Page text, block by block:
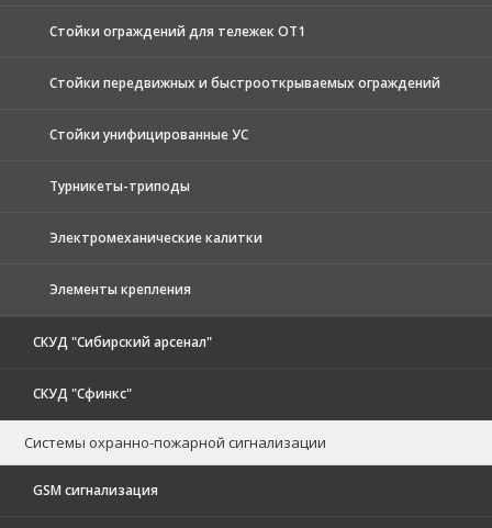
Стойки ограждений для тележек ОТ1
Стойки передвижных и быстрооткрываемых ограждений
Стойки унифицированные УС
Турникеты-триподы
Электромеханические калитки
Элементы крепления
СКУД "Сибирский арсенал"
СКУД "Сфинкс"
Системы охранно-пожарной сигнализации
GSM сигнализация